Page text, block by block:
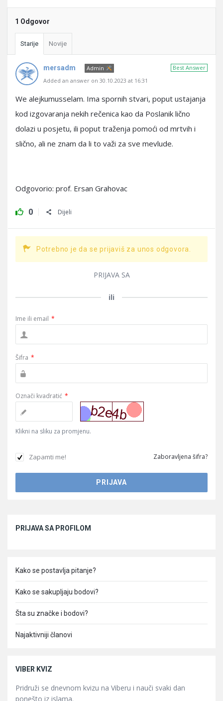
1 Odgovor
Starije Novije
Best Answer
mersadm
Admin
Added an answer on 30.10.2023 at 16:31
We alejkumusselam. Ima spornih stvari, poput ustajanja
kod izgovaranja nekih rečenica kao da Poslanik lično
dolazi u posjetu, ili poput traženja pomoći od mrtvih i
slično, ali ne znam da li to važi za sve mevlude.
Odgovorio: prof. Ersan Grahovac
0 Dijeli
Potrebno je da se prijaviš za unos odgovora.
PRIJAVA SA
ili
Ime ili email *
Šifra *
Označi kvadratić *
Klikni na sliku za promjenu.
Zapamti me! Zaboravljena šifra?
PRIJAVA SA PROFILOM
Kako se postavlja pitanje?
Kako se sakupljaju bodovi?
Šta su značke i bodovi?
Najaktivniji članovi
VIBER KVIZ
Pridruži se dnevnom kvizu na Viberu i nauči svaki dan
ponešto iz islama.